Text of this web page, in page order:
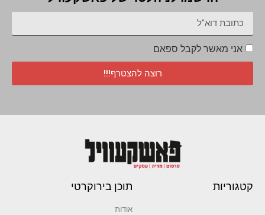
אני מאשר לקבל ספאם
רוצה להצטרף!!!
קטגוריות תוכן בירוקרטי
אודות